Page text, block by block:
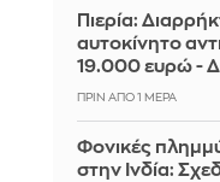
Πιερία:
αυτοκίνητο
19.000 ευρώ -
ΠΡΙΝ ΑΠΌ 1 ΜΈΡΑ
Φονικές
στην Ινδία: